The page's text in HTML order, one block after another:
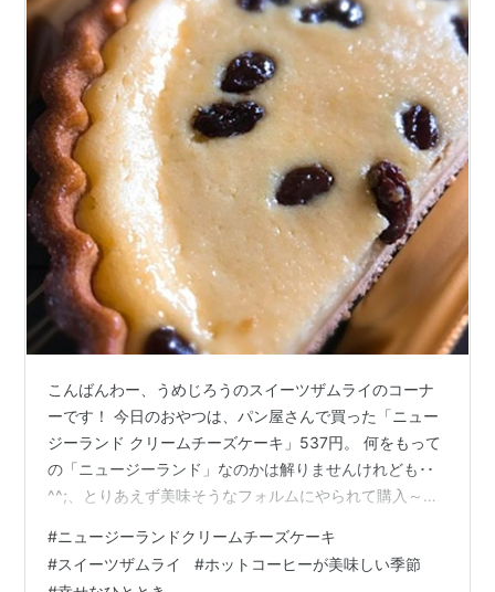
こんばんわー、うめじろうのスイーツザムライのコーナ
ーです！ 今日のおやつは、パン屋さんで買った「ニュー
ジーランド クリームチーズケーキ」537円。 何をもって
の「ニュージーランド」なのかは解りませんけれども･･
^^;、とりあえず美味そうなフォルムにやられて購入～笑
イーツのキモは「キワ」だよね(#^.^#)笑！ キワが面白
い、と、いつもタモリさんもおっしゃってますしね(^^)見
#ニュージーランドクリームチーズケーキ
#スイーツザムライ #ホットコーヒーが美味しい季節